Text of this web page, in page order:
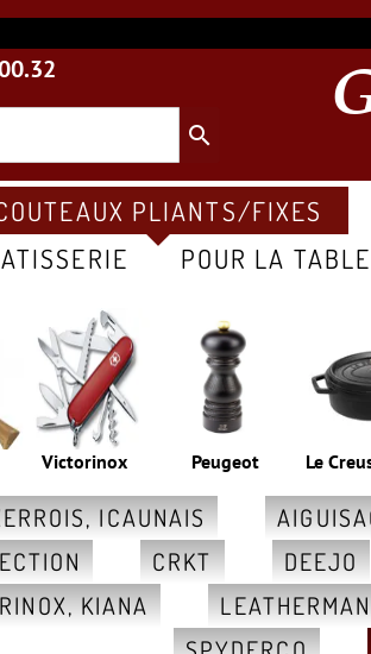
search
ICAUNAIS
CRKT
DEEJO
KIANA
LEATHERMAN
Peugeot Le
Victorinox
PLIANTS/FIXES
POUR LA TABLE